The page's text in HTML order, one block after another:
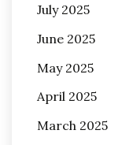
July 2025
June 2025
May 2025
April 2025
March 2025